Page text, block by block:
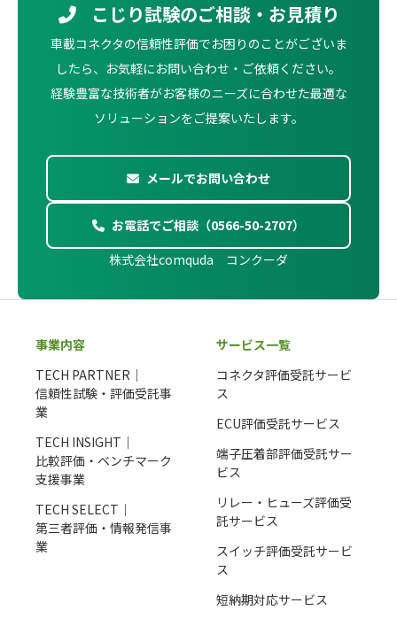
こじり試験のご相談・お見積り
車載コネクタの信頼性評価でお困りのことがございま
したら、お気軽にお問い合わせ・ご依頼ください。
経験豊富な技術者がお客様のニーズに合わせた最適な
ソリューションをご提案いたします。
メールでお問い合わせ
お電話でご相談（0566-50-2707）
株式会社comquda コンクーダ
事業内容
TECH PARTNER｜
信頼性試験・評価受託事
業
TECH INSIGHT｜
比較評価・ベンチマーク
支援事業
TECH SELECT｜
第三者評価・情報発信事
業
サービス一覧
コネクタ評価受託サービ
ス
ECU評価受託サービス
端子圧着部評価受託サー
ビス
リレー・ヒューズ評価受
託サービス
スイッチ評価受託サービ
ス
短納期対応サービス